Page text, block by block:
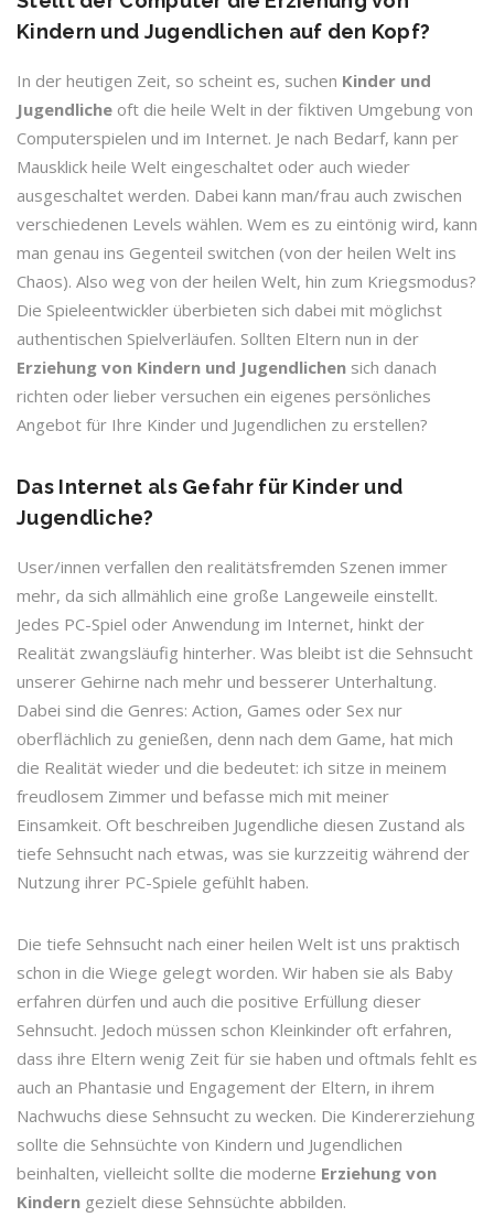
Kindern und Jugendlichen auf den Kopf?
In der heutigen Zeit, so scheint es, suchen Kinder und
Jugendliche oft die heile Welt in der fiktiven Umgebung von
Computerspielen und im Internet. Je nach Bedarf, kann per
Mausklick heile Welt eingeschaltet oder auch wieder
ausgeschaltet werden. Dabei kann man/frau auch zwischen
verschiedenen Levels wählen. Wem es zu eintönig wird, kann
man genau ins Gegenteil switchen (von der heilen Welt ins
Chaos). Also weg von der heilen Welt, hin zum Kriegsmodus?
Die Spieleentwickler überbieten sich dabei mit möglichst
authentischen Spielverläufen. Sollten Eltern nun in der
Erziehung von Kindern und Jugendlichen sich danach
richten oder lieber versuchen ein eigenes persönliches
Angebot für Ihre Kinder und Jugendlichen zu erstellen?
Das Internet als Gefahr für Kinder und
Jugendliche?
User/innen verfallen den realitätsfremden Szenen immer
mehr, da sich allmählich eine große Langeweile einstellt.
Jedes PC-Spiel oder Anwendung im Internet, hinkt der
Realität zwangsläufig hinterher. Was bleibt ist die Sehnsucht
unserer Gehirne nach mehr und besserer Unterhaltung.
Dabei sind die Genres: Action, Games oder Sex nur
oberflächlich zu genießen, denn nach dem Game, hat mich
die Realität wieder und die bedeutet: ich sitze in meinem
freudlosem Zimmer und befasse mich mit meiner
Einsamkeit. Oft beschreiben Jugendliche diesen Zustand als
tiefe Sehnsucht nach etwas, was sie kurzzeitig während der
Nutzung ihrer PC-Spiele gefühlt haben.
Die tiefe Sehnsucht nach einer heilen Welt ist uns praktisch
schon in die Wiege gelegt worden. Wir haben sie als Baby
erfahren dürfen und auch die positive Erfüllung dieser
Sehnsucht. Jedoch müssen schon Kleinkinder oft erfahren,
dass ihre Eltern wenig Zeit für sie haben und oftmals fehlt es
auch an Phantasie und Engagement der Eltern, in ihrem
Nachwuchs diese Sehnsucht zu wecken. Die Kindererziehung
sollte die Sehnsüchte von Kindern und Jugendlichen
beinhalten, vielleicht sollte die moderne Erziehung von
Kindern gezielt diese Sehnsüchte abbilden.